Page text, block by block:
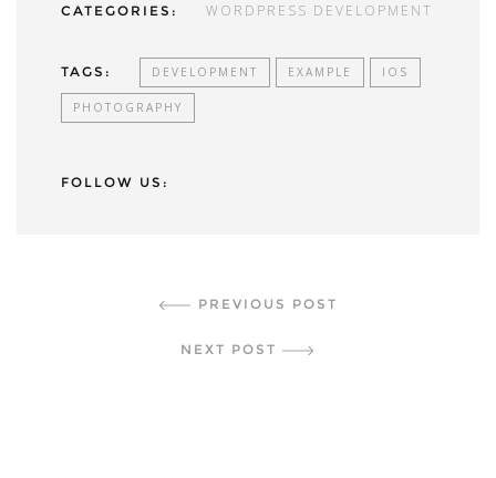
CATEGORIES: WORDPRESS DEVELOPMENT
TAGS: DEVELOPMENT EXAMPLE IOS
PHOTOGRAPHY
FOLLOW US:
Continue Reading
PREVIOUS POST
NEXT POST